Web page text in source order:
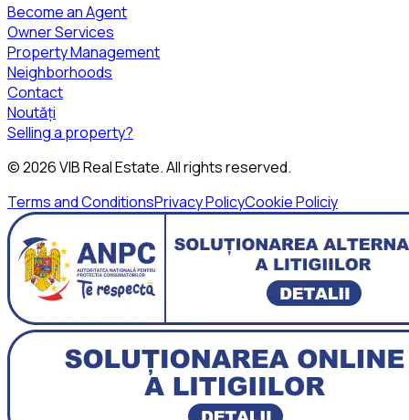
Become an Agent
Owner Services
Property Management
Neighborhoods
Contact
Noutăți
Selling a property?
©2026VIB Real Estate. All rights reserved.
Terms and ConditionsPrivacy PolicyCookie Policiy